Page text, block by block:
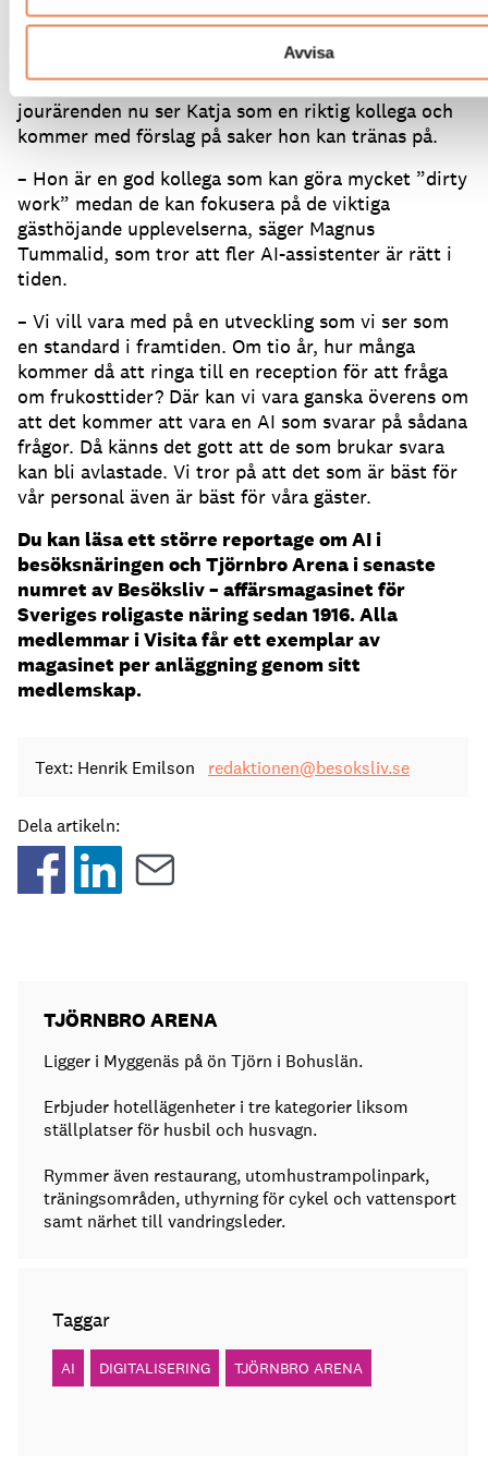
Avvisa
och hur hon och kollegorna kan slippa svara på
rutinfrågor om var man parkerar.
Det glädjande är att hela gänget som jobbar med
jourärenden nu ser Katja som en riktig kollega och
kommer med förslag på saker hon kan tränas på.
– Hon är en god kollega som kan göra mycket ”dirty
work” medan de kan fokusera på de viktiga
gästhöjande upplevelserna, säger Magnus
Tummalid, som tror att fler AI-assistenter är rätt i
tiden.
– Vi vill vara med på en utveckling som vi ser som
en standard i framtiden. Om tio år, hur många
kommer då att ringa till en reception för att fråga
om frukosttider? Där kan vi vara ganska överens om
att det kommer att vara en AI som svarar på sådana
frågor. Då känns det gott att de som brukar svara
kan bli avlastade. Vi tror på att det som är bäst för
vår personal även är bäst för våra gäster.
Du kan läsa ett större reportage om AI i
besöksnäringen och Tjörnbro Arena i senaste
numret av Besöksliv – affärsmagasinet för
Sveriges roligaste näring sedan 1916. Alla
medlemmar i Visita får ett exemplar av
magasinet per anläggning genom sitt
medlemskap.
Text: Henrik Emilson redaktionen@besoksliv.se
Dela artikeln:
TJÖRNBRO ARENA
Ligger i Myggenäs på ön Tjörn i Bohuslän.
Erbjuder hotellägenheter i tre kategorier liksom
ställplatser för husbil och husvagn.
Rymmer även restaurang, utomhustrampolinpark,
träningsområden, uthyrning för cykel och vattensport
samt närhet till vandringsleder.
Taggar
AI DIGITALISERING TJÖRNBRO ARENA